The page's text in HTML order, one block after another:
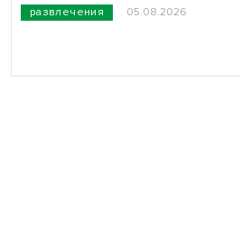
развлечения 05.08.2026